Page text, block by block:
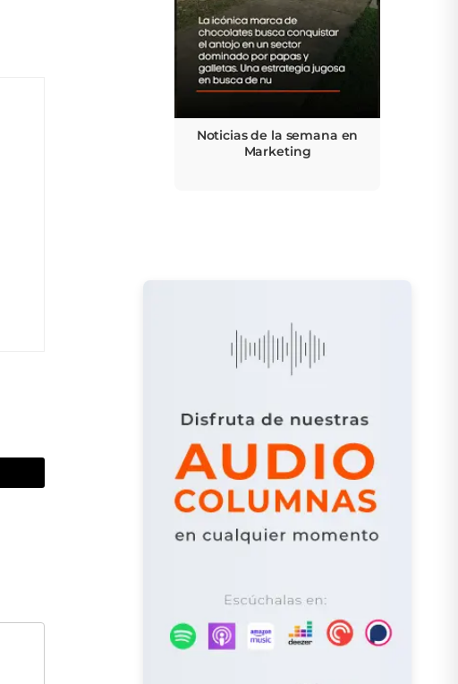
Noticias de la semana en
Marketing